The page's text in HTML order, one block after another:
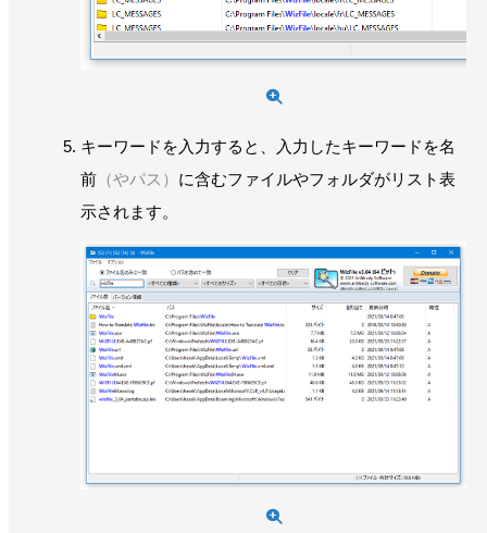
キーワードを入力すると、入力したキーワードを名
前 （やパス） に含むファイルやフォルダがリスト表
示されます。